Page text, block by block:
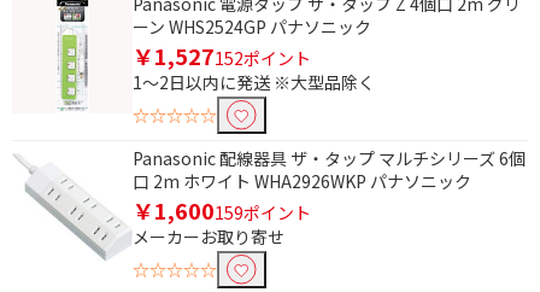
ーン WHS2524GP パナソニック
￥1,527152ポイント
1～2日以内に発送 ※大型品除く
☆☆☆☆☆
Panasonic 配線器具 ザ・タップ マルチシリーズ 6個
口 2m ホワイト WHA2926WKP パナソニック
￥1,600159ポイント
メーカーお取り寄せ
☆☆☆☆☆
LANケーブル
LAN延長・変換コネク
タ
USBケーブル
延長ケーブル
TypeC変換ケーブル・
プラグ
長さで絞り込む